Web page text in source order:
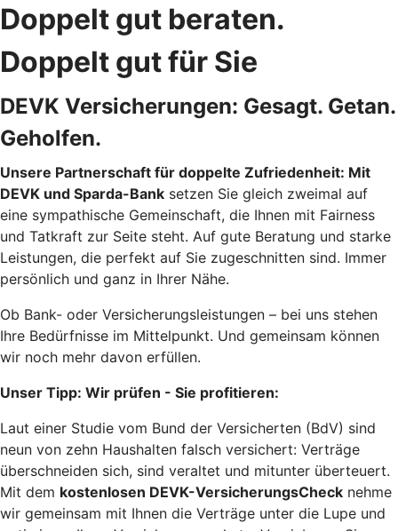
Doppelt gut beraten.
Doppelt gut für Sie
DEVK Versicherungen: Gesagt. Getan.
Geholfen.
Unsere Partnerschaft für doppelte Zufriedenheit: Mit
DEVK und Sparda-Bank setzen Sie gleich zweimal auf
eine sympathische Gemeinschaft, die Ihnen mit Fairness
und Tatkraft zur Seite steht. Auf gute Beratung und starke
Leistungen, die perfekt auf Sie zugeschnitten sind. Immer
persönlich und ganz in Ihrer Nähe.
Ob Bank- oder Versicherungsleistungen – bei uns stehen
Ihre Bedürfnisse im Mittelpunkt. Und gemeinsam können
wir noch mehr davon erfüllen.
Unser Tipp: Wir prüfen - Sie profitieren:
Laut einer Studie vom Bund der Versicherten (BdV) sind
neun von zehn Haushalten falsch versichert: Verträge
überschneiden sich, sind veraltet und mitunter überteuert.
Mit dem kostenlosen DEVK-VersicherungsCheck nehme
wir gemeinsam mit Ihnen die Verträge unter die Lupe und